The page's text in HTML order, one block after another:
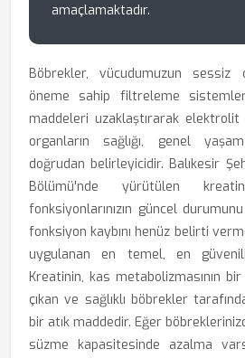
amaçlamaktadır.
Böbrekler, vücudumuzun sessiz
öneme sahip filtreleme
maddeleri uzaklaştırarak
organların sağlığı, genel
doğrudan belirleyicidir. Balıkesir
Bölümü'nde yürütülen
fonksiyonlarınızın güncel
fonksiyon kaybını henüz belirti
uygulanan en temel, en
Kreatinin, kas metabolizmasının
çıkan ve sağlıklı böbrekler
bir atık maddedir. Eğer
süzme kapasitesinde azalma